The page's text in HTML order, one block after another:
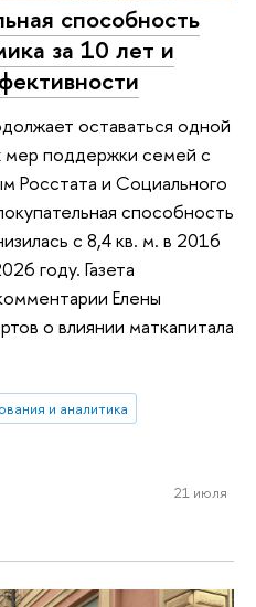
способность
за 10 лет и
оставаться одной
мер поддержки семей с
Росстата и Социального
способность
с 8,4 кв. м. в 2016
году. Газета
Елены
о влиянии маткапитала
и аналитика
21 июля